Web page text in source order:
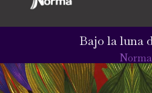
Bajo la luna
Norma